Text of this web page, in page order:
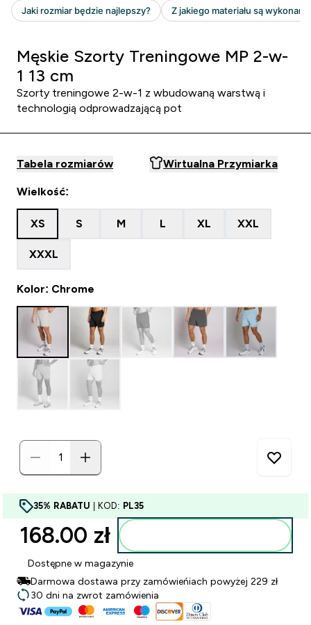
Męskie Szorty Treningowe MP 2-w-
1 13 cm
Szorty treningowe 2-w-1 z wbudowaną warstwą i
technologią odprowadzającą pot
Tabela rozmiarów Wirtualna Przymiarka
Wielkość:
XS S M L XL XXL
XXXL
Kolor: Chrome
35% RABATU | KOD: PL35
168.00 zł‎
Dostępne w magazynie
Darmowa dostawa przy zamówieńiach powyżej 229 zł
30 dni na zwrot zamówienia